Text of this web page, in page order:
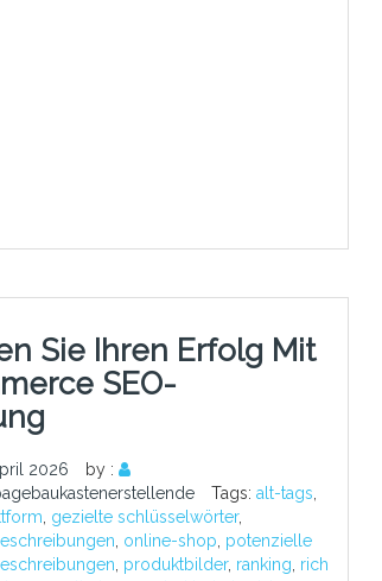
Sie Ihren Erfolg Mit
SEO-
2026
by :
Tags: alt-tags
gezielte schlüsselwörter,
online-shop potenzielle
produktbilder, ranking rich